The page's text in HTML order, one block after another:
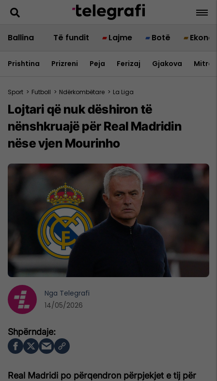
Ballina Të fundit Lajme Botë
Prishtina Prizreni Peja Ferizaj Gjakova
Sport > Futboll > Ndërkombëtare > La Liga
Lojtari që nuk dëshiron të
nënshkruajë për Real Madridin
nëse vjen Mourinho
Real Madridi po përqendron përpjekjet e tij për
Nga Telegrafi
14/05/2026